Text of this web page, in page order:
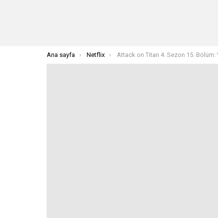
Buradasınız:
Ana sayfa Netflix Attack on Titan 4. Sezon 15. Bölüm: Yayın Tarihi ve Saatleri